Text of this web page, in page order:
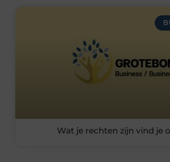
Wat je rechten zijn vind je